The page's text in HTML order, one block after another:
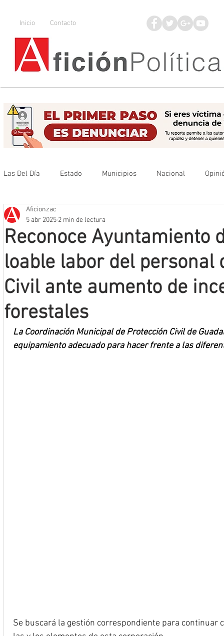
Inicio Contacto
Las Del Día Estado Municipios Nacional
Que no se olvide
Mineros LNBP
Reconoce Ayuntamiento
loable labor del personal
Civil ante aumento de
forestales
Aficionzac
5 abr 2025 2 min de lectura
La Coordinación Municipal de Protección Civil de
equipamiento adecuado para hacer frente a las
Se buscará la gestión correspondiente para continuar